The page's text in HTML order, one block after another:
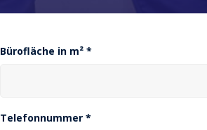
Bürofläche in m² *
Telefonnummer *